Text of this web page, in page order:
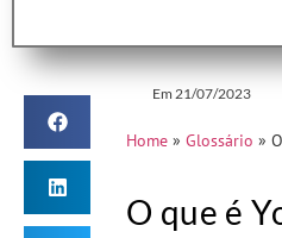
Em 21/07/2023
Home »Glossário »
O que é